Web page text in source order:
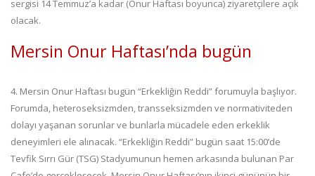
sergisi 14 Temmuz’a kadar (Onur Haftası boyunca) ziyaretçilere açık
olacak.
Mersin Onur Haftası’nda bugün
4. Mersin Onur Haftası bugün “Erkekliğin Reddi” forumuyla başlıyor.
Forumda, heteroseksizmden, transseksizmden ve normativiteden
dolayı yaşanan sorunlar ve bunlarla mücadele eden erkeklik
deneyimleri ele alınacak. “Erkekliğin Reddi” bugün saat 15:00’de
Tevfik Sırrı Gür (TSG) Stadyumunun hemen arkasında bulunan Par